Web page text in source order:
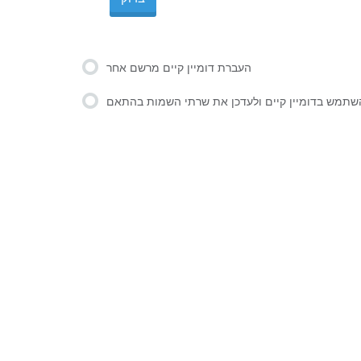
העברת דומיין קיים מרשם אחר
בדומיין קיים ולעדכן את שרתי השמות בהתאם